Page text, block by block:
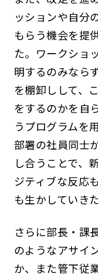
ッションや自分
もらう機会を提
た。ワークショ
明するのみなら
を棚卸しして、
をするのかを自
うプログラムを
部署の社員同士
し合うことで、
ジティブな反応
も生かしていき
さらに部長・課
のようなアサイ
か、また管下従